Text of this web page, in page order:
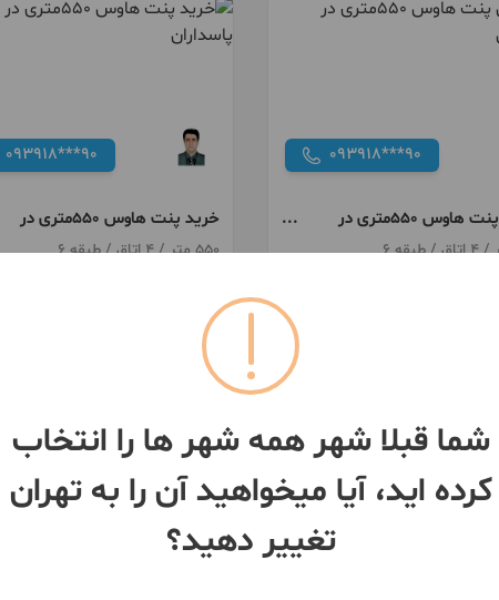
093918***90
فروش پنت هاوس 550متری در
093918***90
خرید پنت هاوس 550متری در
پاسداران
550 متر / 4 اتاق / طبقه 6
مبلغ
شما قبلا شهر همه شهر ها را انتخاب
کرده اید، آیا میخواهید آن را به تهران
تغییر دهید؟